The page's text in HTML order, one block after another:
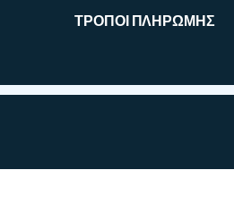
ΤΡΟΠΟΙ ΠΛΗΡΩΜΗΣ